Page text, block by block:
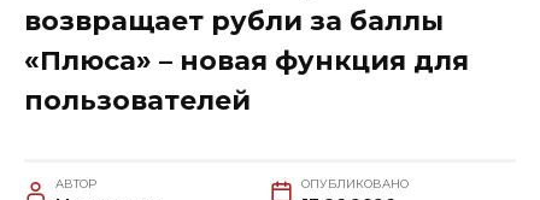
возвращает рубли за баллы
«Плюса» – новая функция для
пользователей
АВТОР ОПУБЛИКОВАНО